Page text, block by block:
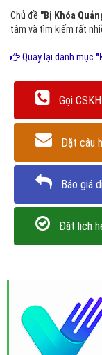
Chủ đề "Bị Khóa
tâm và tìm kiếm rất
Quay lại danh mục
Gọi CSKH
Đặt câu
Báo giá
Đặt lịch